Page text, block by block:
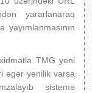
yararlanaraq
TMG yeni
əgər yenilik varsa
sistemə